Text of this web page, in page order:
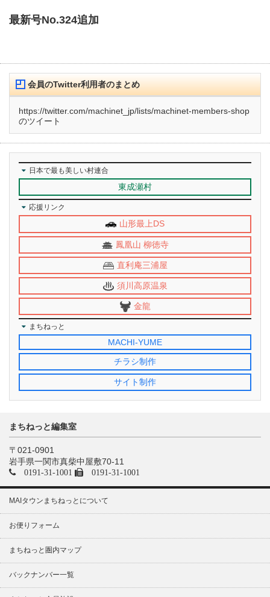
最新号No.324追加
会員のTwitter利用者のまとめ
https://twitter.com/machinet_jp/lists/machinet-members-shop
のツイート
日本で最も美しい村連合
東成瀬村
応援リンク
山形最上DS
鳳凰山 柳徳寺
直利庵三浦屋
須川高原温泉
金龍
まちねっと
MACHI-YUME
チラシ制作
サイト制作
まちねっと編集室
〒021-0901
岩手県一関市真柴中屋敷70-11
0191-31-1001 0191-31-1001
MAIタウンまちねっとについて
お便りフォーム
まちねっと圏内マップ
バックナンバー一覧